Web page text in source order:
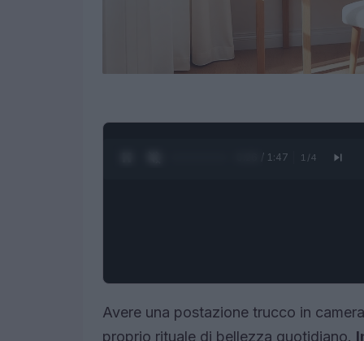
0:27 / 1:47 1 /4
Avere una postazione trucco in
proprio rituale di bellezza quotidiano.